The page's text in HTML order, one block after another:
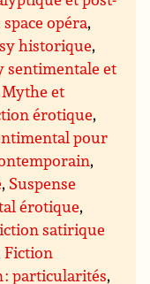
opéra,
historique,
sentimentale et
Mythe et
érotique,
pour
,
, Suspense
érotique,
satirique
Fiction
: particularités,